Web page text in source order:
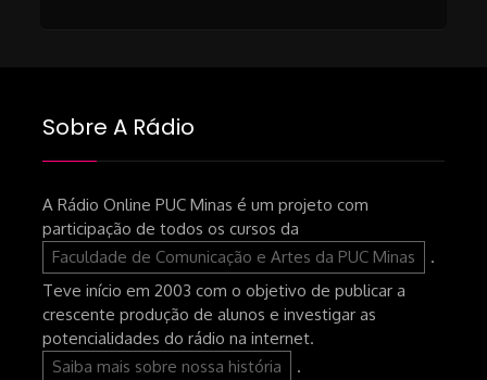
Sobre A Rádio
A Rádio Online PUC Minas é um projeto com
participação de todos os cursos da
Faculdade de Comunicação e Artes da PUC Minas
.
Teve início em 2003 com o objetivo de publicar a
crescente produção de alunos e investigar as
potencialidades do rádio na internet.
Saiba mais sobre nossa história
.